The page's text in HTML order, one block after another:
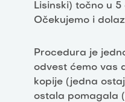
Lisinski) točno u
Očekujemo i
Procedura je
odvest ćemo vas
kopije (jedna
ostala pomagala